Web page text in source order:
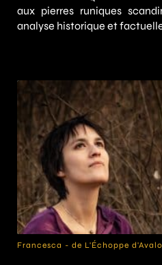
aux pierres runiques
analyse historique et
Francesca - de L'Échoppe